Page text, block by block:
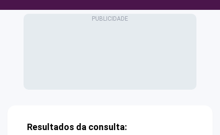
Resultados da consulta: